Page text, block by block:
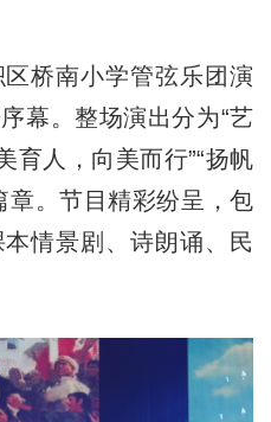
桥南小学管弦乐团演
幕。整场演出分为“艺
育人，向美而行”“扬帆
章。节目精彩纷呈，包
情景剧、诗朗诵、民